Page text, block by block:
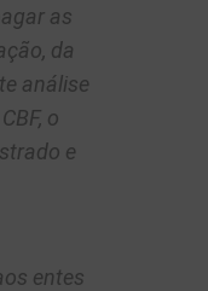
as
da
análise
o
e
entes